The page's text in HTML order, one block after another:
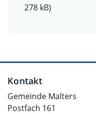
278 kB)
Fusszeile
Kontakt
Gemeinde Malters
Postfach 161